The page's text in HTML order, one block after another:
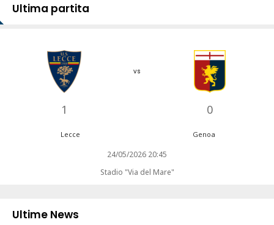
Ultima partita
1
vs
0
Lecce Genoa
24/05/2026 20:45
Stadio "Via del Mare"
Ultime News